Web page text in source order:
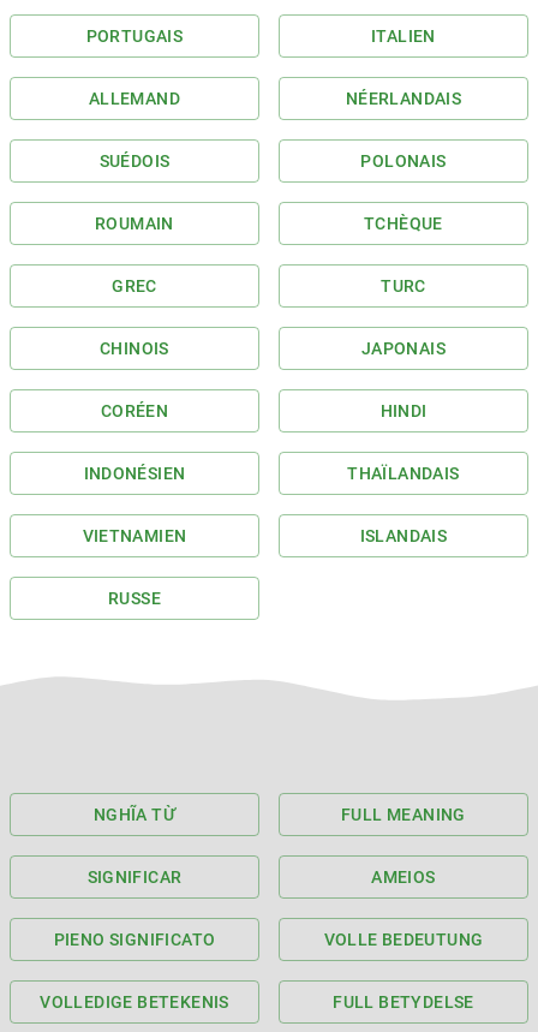
PORTUGAIS ITALIEN
ALLEMAND NÉERLANDAIS
SUÉDOIS POLONAIS
ROUMAIN TCHÈQUE
GREC TURC
CHINOIS JAPONAIS
CORÉEN HINDI
INDONÉSIEN THAÏLANDAIS
VIETNAMIEN ISLANDAIS
RUSSE
NGHĨA TỪ FULL MEANING
SIGNIFICAR AMEIOS
PIENO SIGNIFICATO VOLLE BEDEUTUNG
VOLLEDIGE BETEKENIS FULL BETYDELSE